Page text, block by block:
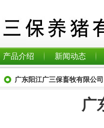
产品介绍 新闻动态
广东阳江广三保畜牧有限公司
广